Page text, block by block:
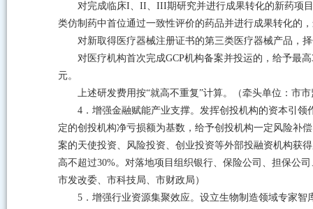
对完成临床I、II、III期研究并进行成果转化的新药项
类仿制药中首位通过一致性评价的药品并进行成果转化的
对新取得医疗器械注册证书的第三类医疗器械产品，
对医疗机构首次完成GCP机构备案并投运的，给予最
元。
上述研发费用按“就高不重复”计算。（牵头单位：市
4．增强金融赋能产业支撑。发挥创投机构的资本引
定的创投机构净亏损额为基数，给予创投机构一定风险补
案的天使投资、风险投资、创业投资等外部投融资机构获
高不超过30%。对落地项目组织银行、保险公司、担保公
市发改委、市科技局、市财政局）
5．增强行业资源集聚效应。设立生物制造领域专家